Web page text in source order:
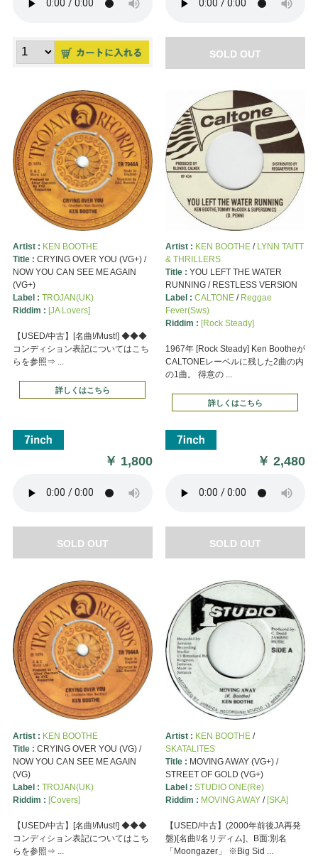
SOLD OUT
Artist : KEN BOOTHE
Title : CRYING OVER YOU (VG+) /
NOW YOU CAN SEE ME AGAIN
(VG+)
Label : TROJAN(UK)
Riddim : [JA Lovers]
【USED/中古】[名曲!/Must!] ◆◆◆
コンディション表記についてはこち
らを参照⇒ ...
詳しくはこちら
￥ 1,800
SOLD OUT
Artist : KEN BOOTHE/ LYNN TAITT
& THRILLERS
Title : YOU LEFT THE WATER
RUNNING / RESTLESS VERSION
Label : CALTONE/ Reggae
Fever(Sws)
Riddim : [Rock Steady]
1967年 [Rock Steady] Ken Bootheが
CALTONEレーベルに残した2曲の内
の1曲。 得意の ...
詳しくはこちら
￥2,480
SOLD OUT
Artist : KEN BOOTHE
Title : CRYING OVER YOU (VG) /
NOW YOU CAN SEE ME AGAIN
(VG)
Label : TROJAN(UK)
Riddim : [Covers]
【USED/中古】[名曲!/Must!] ◆◆◆
コンディション表記についてはこち
らを参照⇒ ...
Artist : KEN BOOTHE/
SKATALITES
Title : MOVING AWAY (VG+) /
STREET OF GOLD (VG+)
Label : STUDIO ONE(Re)
Riddim : MOVING AWAY/[SKA]
【USED/中古】(2000年前後JA再発
盤)[名曲!/名リディム]、B面:別名
「Moongazer」 ※Big Sid ...